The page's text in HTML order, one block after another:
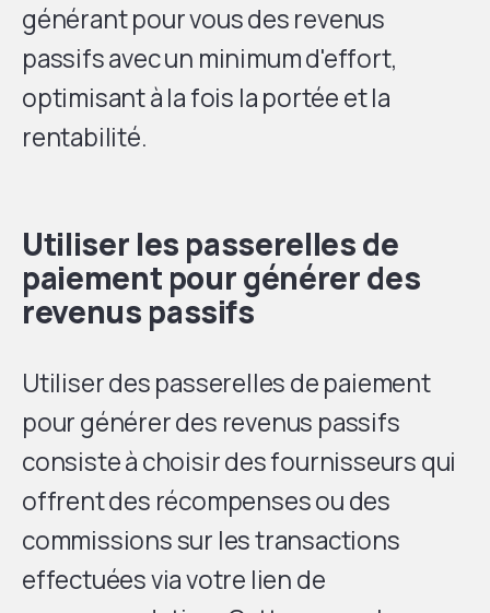
générant pour vous des revenus
passifs avec un minimum d'effort,
optimisant à la fois la portée et la
rentabilité.
Utiliser les passerelles de
paiement pour générer des
revenus passifs
Utiliser des passerelles de paiement
pour générer des revenus passifs
consiste à choisir des fournisseurs qui
offrent des récompenses ou des
commissions sur les transactions
effectuées via votre lien de